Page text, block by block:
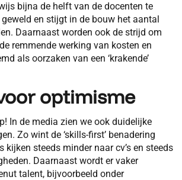
bijna de helft van de docenten te
en stijgt in de bouw het aantal
Daarnaast worden ook de strijd om
remmende werking van kosten en
als oorzaken van een ‘krakende’
optimisme
In de media zien we ook duidelijke
Zo wint de ‘skills-first’ benadering
kijken steeds minder naar cv’s en steeds
Daarnaast wordt er vaker
talent, bijvoorbeeld onder